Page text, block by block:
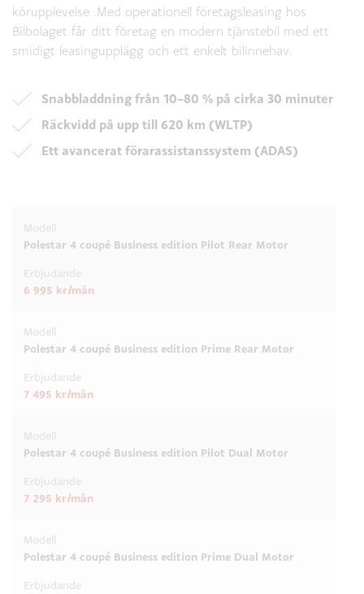
körupplevelse .Med operationell företagsleasing hos
Bilbolaget får ditt företag en modern tjänstebil med ett
smidigt leasingupplägg och ett enkelt bilinnehav.
Snabbladdning från 10–80 % på cirka 30 minuter
Räckvidd på upp till 620 km (WLTP)
Ett avancerat förarassistanssystem (ADAS)
Polestar 4 coupé Business edition Pilot Rear Motor
6 995 kr/mån
Polestar 4 coupé Business edition Prime Rear Motor
7 495 kr/mån
Polestar 4 coupé Business edition Pilot Dual Motor
7 295 kr/mån
Polestar 4 coupé Business edition Prime Dual Motor